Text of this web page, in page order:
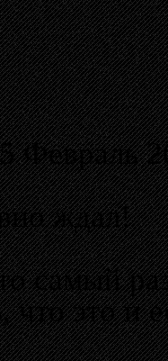
Февраль
ждал!
самый
что это и